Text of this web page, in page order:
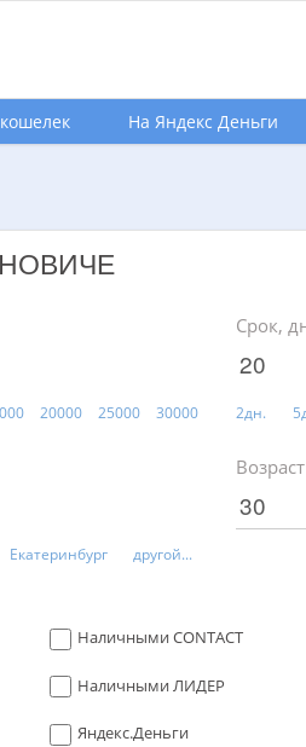
На Яндекс Деньги
20000 25000 30000
Срок,
2дн.
Екатеринбург другой...
Возраст
Наличными CONTACT
Наличными ЛИДЕР
Яндекс.Деньги